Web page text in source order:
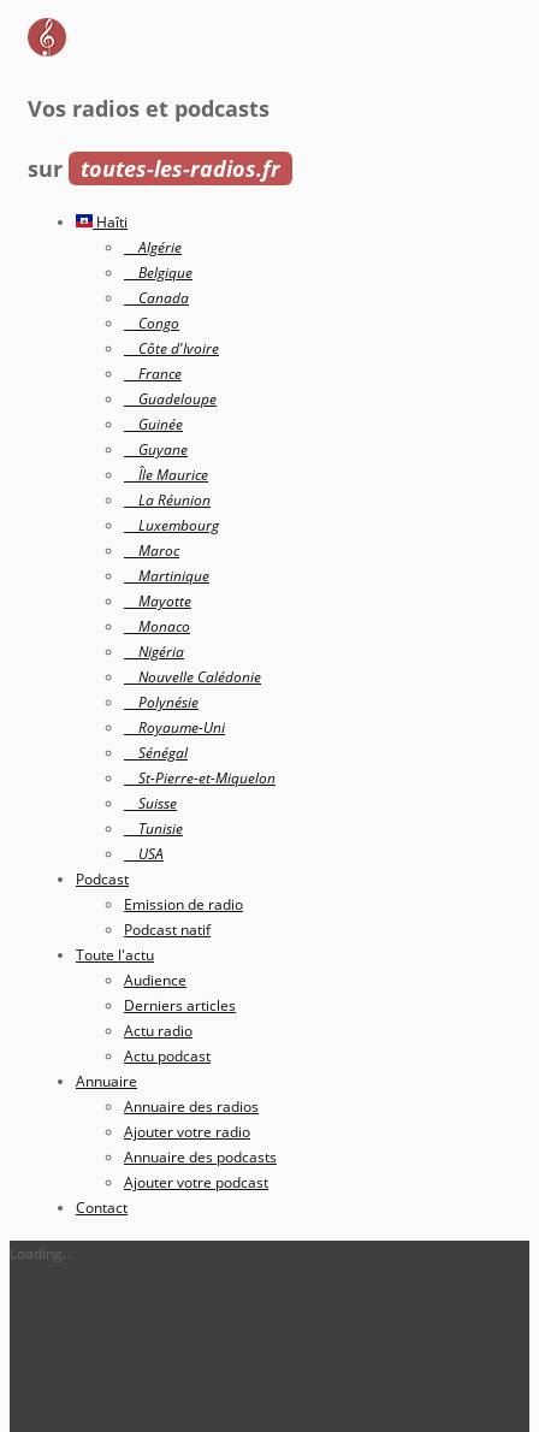
Vos radios et podcasts
sur toutes-les-radios.fr
Haîti
Algérie
Belgique
Canada
Congo
Côte d'Ivoire
France
Guadeloupe
Guinée
Guyane
Île Maurice
La Réunion
Luxembourg
Maroc
Martinique
Mayotte
Monaco
Nigéria
Nouvelle Calédonie
Polynésie
Royaume-Uni
Sénégal
St-Pierre-et-Miquelon
Suisse
Tunisie
USA
Podcast
Emission de radio
Podcast natif
Toute l'actu
Audience
Derniers articles
Actu radio
Actu podcast
Annuaire
Annuaire des radios
Ajouter votre radio
Annuaire des podcasts
Ajouter votre podcast
Contact
Loading...